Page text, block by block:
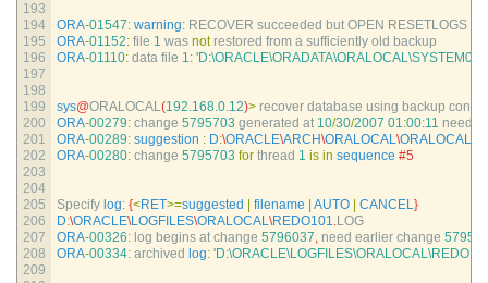
193
194
195
196
197
198
199
200
201
202
203
204
205
206
207
208
209
ORA-01547: warning: RECOVER succeeded but OPEN RESETLOGS
ORA-01152: file 1 was not restored from a sufficiently old backup
ORA-01110: data file 1:
sys@ORALOCAL(192.168.0.12)> recover database using backup
ORA-00279: change 5795703 generated at 10/30/2007 01:00:11
ORA-00289: suggestion : D:\ORACLE\ARCH\ORALOCAL\
ORA-00280: change 5795703 for thread 1 is in sequence #5
Specify log: {<RET>=suggested filename AUTO CANCEL}
D:\ORACLE\LOGFILES\ORALOCAL\REDO101.LOG
ORA-00326: log begins at change 5796037, need earlier change
ORA-00334: archived log: